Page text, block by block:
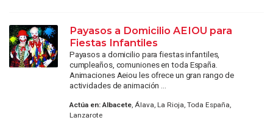
Payasos a Domicilio AEIOU para
Fiestas Infantiles
Payasos a domicilio para fiestas infantiles,
cumpleaños, comuniones en toda España.
Animaciones Aeiou les ofrece un gran rango de
actividades de animación ...
Actúa en: Albacete, Álava, La Rioja, Toda España,
Lanzarote